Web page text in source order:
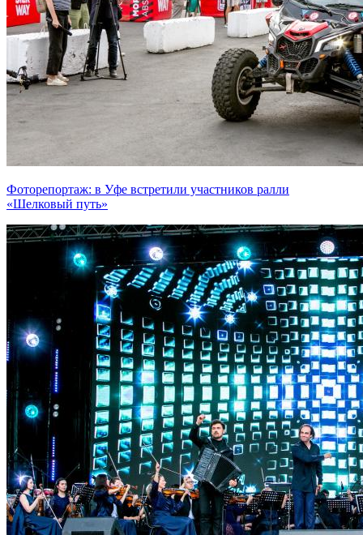
Фоторепортаж: в Уфе встретили участников ралли
«Шелковый путь»